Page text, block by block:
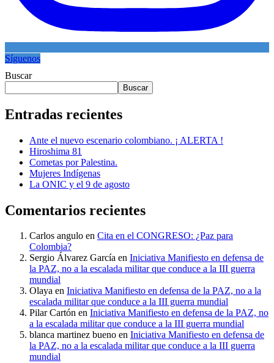
Síguenos
Buscar
Buscar
Entradas recientes
Ante el nuevo escenario colombiano. ¡ ALERTA !
Hiroshima 81
Cometas por Palestina.
Mujeres Indígenas
La ONIC y el 9 de agosto
Comentarios recientes
Carlos angulo en Cita en el CONGRESO: ¿Paz para
Colombia?
Sergio Álvarez García en Iniciativa Manifiesto en defensa de
la PAZ, no a la escalada militar que conduce a la III guerra
mundial
Olaya en Iniciativa Manifiesto en defensa de la PAZ, no a la
escalada militar que conduce a la III guerra mundial
Pilar Cartón en Iniciativa Manifiesto en defensa de la PAZ, no
a la escalada militar que conduce a la III guerra mundial
blanca martinez bueno en Iniciativa Manifiesto en defensa de
la PAZ, no a la escalada militar que conduce a la III guerra
mundial